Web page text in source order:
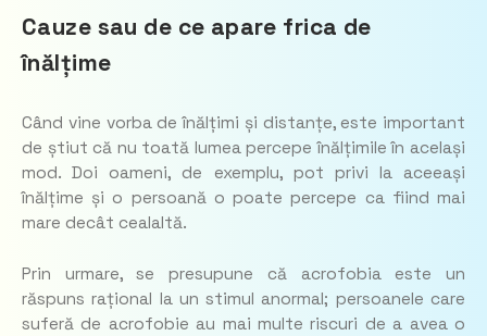
Cauze sau de ce apare frica de
înălțime
Când vine vorba de înălțimi și distanțe, este important
de știut că nu toată lumea percepe înălțimile în același
mod. Doi oameni, de exemplu, pot privi la aceeași
înălțime și o persoană o poate percepe ca fiind mai
mare decât cealaltă.
Prin urmare, se presupune că acrofobia este un
răspuns rațional la un stimul anormal; persoanele care
suferă de acrofobie au mai multe riscuri de a avea o